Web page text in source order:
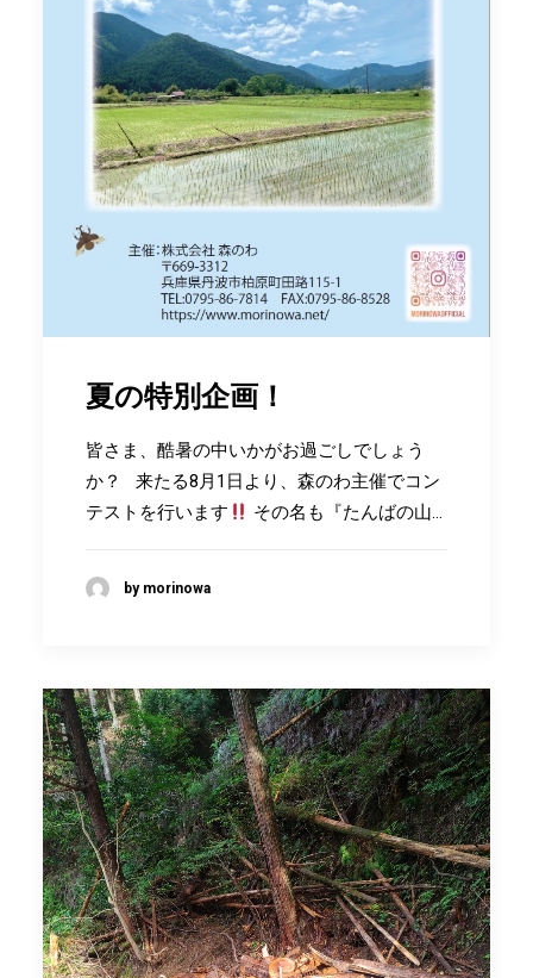
夏の特別企画！
皆さま、酷暑の中いかがお過ごしでしょう
か？ 来たる8月1日より、森のわ主催でコン
テストを行います
その名も『たんばの山…
by morinowa